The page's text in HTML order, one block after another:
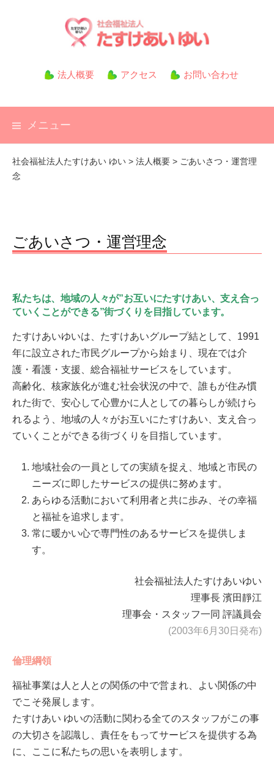
ス
法人概要 アクセス お問い合わせ
メニュー
社会福祉法人たすけあい ゆい > 法人概要 > ごあいさつ・運営理
念
ごあいさつ・運営理念
私たちは、地域の人々が”お互いにたすけあい、支え合っ
ていくことができる”街づくりを目指しています。
たすけあいゆいは、たすけあいグループ結として、1991
年に設立された市民グループから始まり、現在では介
護・看護・支援、総合福祉サービスをしています。
高齢化、核家族化が進む社会状況の中で、誰もが住み慣
れた街で、安心して心豊かに人としての暮らしが続けら
れるよう、地域の人々がお互いにたすけあい、支え合っ
ていくことができる街づくりを目指しています。
地域社会の一員としての実績を捉え、地域と市民の
ニーズに即したサービスの提供に努めます。
あらゆる活動において利用者と共に歩み、その幸福
と福祉を追求します。
常に暖かい心で専門性のあるサービスを提供しま
す。
社会福祉法人たすけあいゆい
理事長 濱田靜江
理事会・スタッフ一同 評議員会
(2003年6月30日発布)
倫理綱領
福祉事業は人と人との関係の中で営まれ、よい関係の中
でこそ発展します。
たすけあい ゆいの活動に関わる全てのスタッフがこの事
の大切さを認識し、責任をもってサービスを提供する為
に、ここに私たちの思いを表明します。